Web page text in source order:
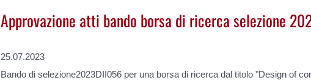
Approvazione atti bando borsa di ricerca selezione
25.07.2023
Bando di selezione2023DII056 per una borsa di ricerca dal titolo "Design of